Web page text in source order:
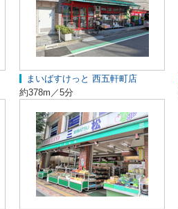
まいばすけっと 西五軒町店
約378m／5分